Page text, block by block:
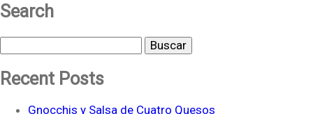
Search
Buscar
Recent Posts
Gnocchis y Salsa de Cuatro Quesos